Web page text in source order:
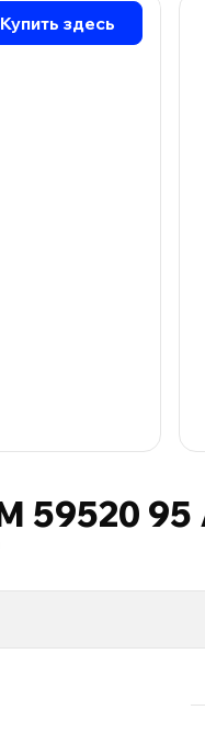
Купить здесь
59520